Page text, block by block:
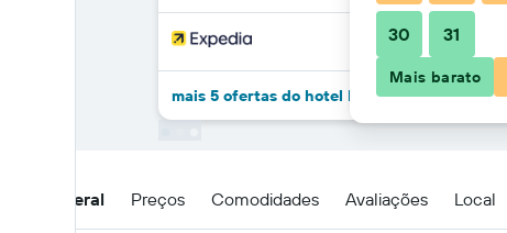
mais 5 ofertas do hotel Hotel Orione
Visão geral Preços Comodidades Avaliações Local
30 31
Mais barato